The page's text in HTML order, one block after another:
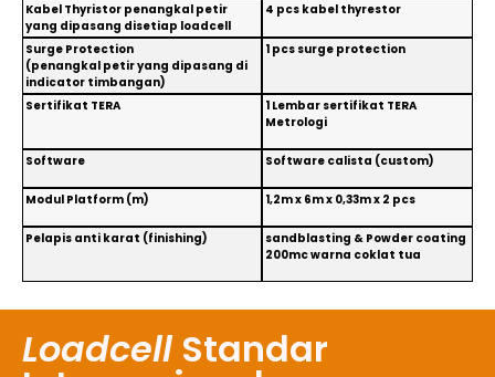
Kabel Thyristor penangkal petir
yang dipasang disetiap loadcell
4 pcs kabel thyrestor
Surge Protection
(penangkal petir yang dipasang di
indicator timbangan)
1 pcs surge protection
Sertifikat TERA
1 Lembar sertifikat TERA
Metrologi
Software Software calista (custom)
Modul Platform (m) 1,2m x 6m x 0,33m x 2 pcs
Pelapis anti karat (finishing)
sandblasting & Powder coating
200mc warna coklat tua
LoadcellStandar